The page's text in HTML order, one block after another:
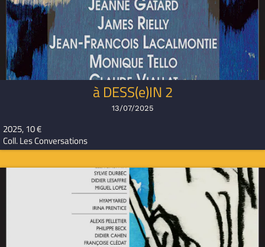
à DESS(e)IN 2
13/07/2025
2025, 10 €
Coll. Les Conversations